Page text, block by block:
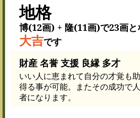
地格
博(12画) + 隆(11画)で23画と
大吉です
財産 名誉 支援 良縁 多才
いい人に恵まれて自分の才覚も
得る事が可能。またその成功で
者になります。